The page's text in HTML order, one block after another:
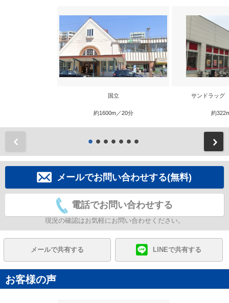
国立
約1600m／20分
サンドラッグ
約
メールでお問い合わせする(無料)
電話でお問い合わせする
現況の確認はお気軽にお問い合わせください。
メールで共有する LINEで共有する
お客様の声